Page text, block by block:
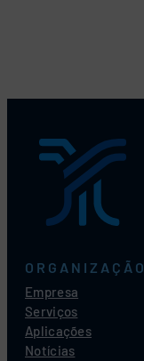
ORGANIZAÇÃO
Empresa
Serviços
Aplicações
Notícias